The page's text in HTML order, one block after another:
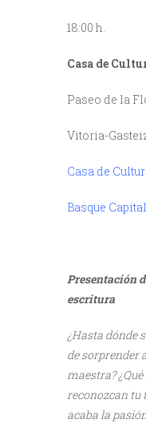
18:00 h.
Casa de
Paseo de la
Vitoria-
Casa de
Basque
Presentación
escritura
¿Hasta dónde
de sorprender
maestra?
reconozcan tu
acaba la